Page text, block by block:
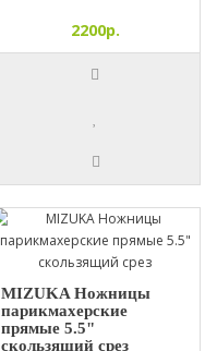
2200р.
MIZUKA Ножницы
парикмахерские
прямые 5.5"
скользящий срез